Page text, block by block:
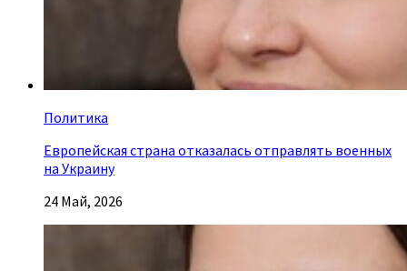
Политика
Европейская страна отказалась отправлять военных
на Украину
24 Май, 2026